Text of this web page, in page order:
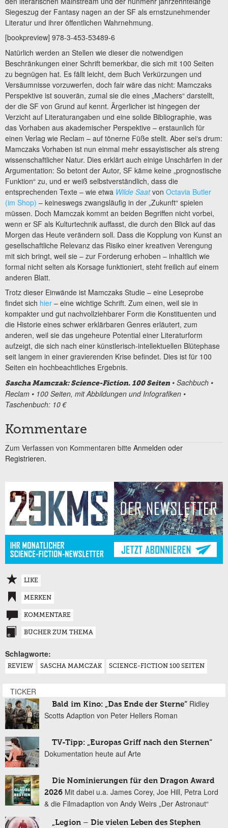
Siegeszug der Fantasy nagen an der SF als ernstzunehmender
Literatur und ihrer öffentlichen Wahrnehmung.
[bookpreview] 978-3-453-53489-6
Natürlich werden an Stellen wie dieser die notwendigen
Beschränkungen einer Schrift bemerkbar, die sich mit 100 Seiten
zu begnügen hat. Es fällt leicht, dem Buch Verkürzungen und
Versäumnisse vorzuwerfen, doch fair wäre das nicht: Mamczaks
Perspektive ist souverän, zumal sie die eines „Machers“ darstellt,
der die SF von Grund auf kennt. Ärgerlicher ist hingegen der
Verzicht auf Literaturangaben und eine solide Bibliographie, was
das Vorhaben aus akademischer Perspektive – erstaunlich für
einen Verlag wie Reclam – auf tönerne Füße stellt. Aber sei‘s drum:
Mamczaks Vorhaben ist nun einmal mehr essayistischer als streng
wissenschaftlicher Natur. Dies erklärt auch einige Unschärfen in der
Argumentation: So betont der Autor, SF käme keine „prognostische
Funktion“ zu, und er weiß selbstverständlich, dass die
entsprechenden Texte – wie etwa Wilde Saatvon Octavia Butler
(im Shop) – keineswegs zwangsläufig in der „Zukunft“ spielen
müssen. Doch Mamczak kommt an beiden Begriffen nicht vorbei,
wenn er SF als Kulturtechnik auffasst, die durch den Blick auf das
Morgen das Heute verändern soll. Dass die Kopplung von Kunst an
gesellschaftliche Relevanz das Risiko einer kreativen Verengung
mit sich bringt, weil sie – zur Forderung erhoben – inhaltlich wie
formal nicht selten als Korsage funktioniert, steht freilich auf einem
anderen Blatt.
Trotz dieser Einwände ist Mamczaks Studie – eine Leseprobe
findet sich hier – eine wichtige Schrift. Zum einen, weil sie in
kompakter und gut nachvollziehbarer Form die Konstituenten und
die Historie eines schwer erklärbaren Genres erläutert, zum
anderen, weil sie das ungeheure Potential einer Literaturform
aufzeigt, die sich nach einer künstlerisch-intellektuellen Blütephase
seit langem in einer gravierenden Krise befindet. Dies ist für 100
Seiten ein hochbeachtliches Ergebnis.
Sascha Mamczak: Science-Fiction. 100 Seiten • Sachbuch •
Reclam • 100 Seiten, mit Abbildungen und Infografiken •
Taschenbuch: 10 €
Kommentare
Zum Verfassen von Kommentaren bitte Anmelden oder
Registrieren.
LIKE
MERKEN
KOMMENTARE
BÜCHER ZUM THEMA
Schlagworte:
REVIEW SASCHA MAMCZAK SCIENCE-FICTION 100 SEITEN
TICKER
Bald im Kino: „Das Ende der Sterne“ Ridley
Scotts Adaption von Peter Hellers Roman
TV-Tipp: „Europas Griff nach den Sternen“
Dokumentation heute auf Arte
Die Nominierungen für den Dragon Award
2026 Mit dabei u.a. James Corey, Joe Hill, Petra Lord
& die Filmadaption von Andy Weirs „Der Astronaut“
„Legion – Die vielen Leben des Stephen